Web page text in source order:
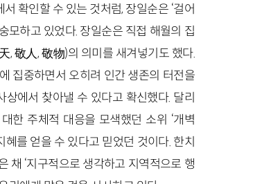
확인할 수 있는 것처럼, 장일순은 ‘걸어
모하고 있었다. 장일순은 직접 해월의 집
, 敬人, 敬物)의 의미를 새겨넣기도 했다.
집중하면서 오히려 인간 생존의 터전을
에서 찾아낼 수 있다고 확신했다. 달리
한 주체적 대응을 모색했던 소위 ‘개벽
를 얻을 수 있다고 믿었던 것이다. 한치
채 ‘지구적으로 생각하고 지역적으로 행